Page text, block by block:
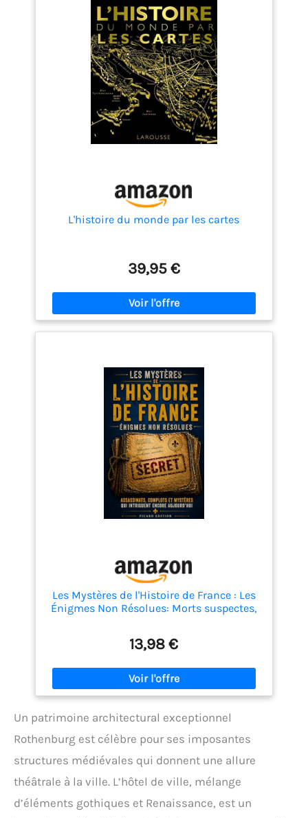
L'histoire du monde par les cartes
39,95 €
Les Mystères de l'Histoire de France : Les
Énigmes Non Résolues: Morts suspectes,
officielle préfère oublier
13,98 €
Un patrimoine architectural exceptionnel
Rothenburg est célèbre pour ses imposantes
structures médiévales qui donnent une allure
théâtrale à la ville. L’hôtel de ville, mélange
d’éléments gothiques et Renaissance, est un